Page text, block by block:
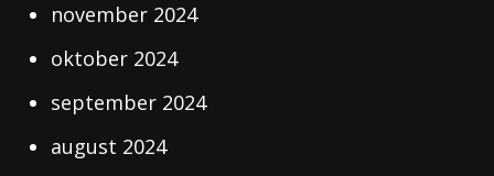
november 2024
oktober 2024
september 2024
august 2024